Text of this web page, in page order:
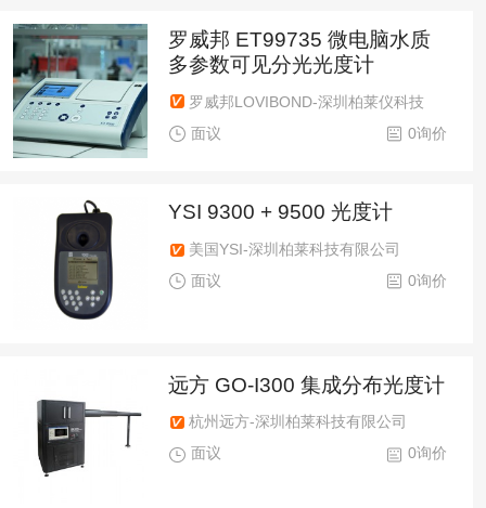
罗威邦 ET99735 微电脑水质
多参数可见分光光度计
罗威邦LOVIBOND-深圳柏莱仪科技
0询价
面议
YSI 9300 + 9500 光度计
美国YSI-深圳柏莱科技有限公司
0询价
面议
远方 GO-I300 集成分布光度计
杭州远方-深圳柏莱科技有限公司
0询价
面议